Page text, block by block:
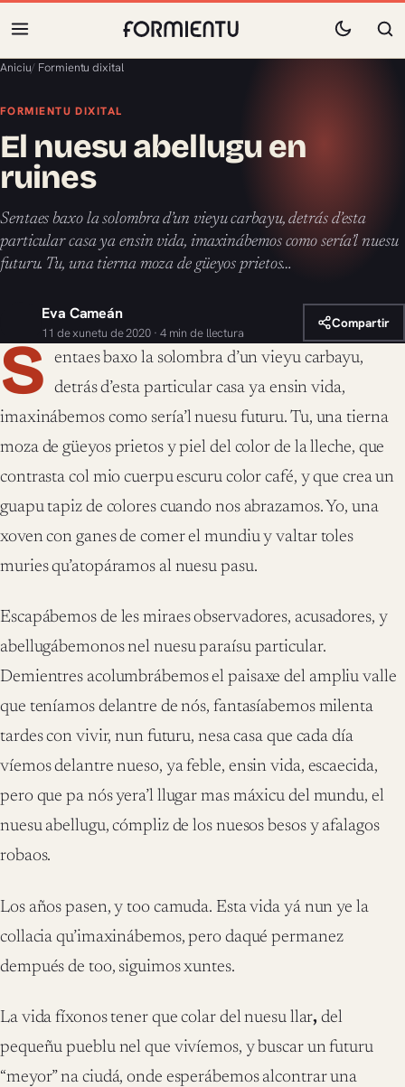
Aniciu/ Formientu dixital
FORMIENTU DIXITAL
El nuesu abellugu en
ruines
Sentaes baxo la solombra d’un vieyu carbayu, detrás d’esta
particular casa ya ensin vida, imaxinábemos como sería’l nuesu
futuru. Tu, una tierna moza de güeyos prietos…
Eva Cameán
11 de xunetu de 2020 · 4 min de llectura
Compartir
S entaes baxo la solombra d’un vieyu carbayu,
detrás d’esta particular casa ya ensin vida,
imaxinábemos como sería’l nuesu futuru. Tu, una tierna
moza de güeyos prietos y piel del color de la lleche, que
contrasta col mio cuerpu escuru color café, y que crea un
guapu tapiz de colores cuando nos abrazamos. Yo, una
xoven con ganes de comer el mundiu y valtar toles
muries qu’atopáramos al nuesu pasu.
Escapábemos de les miraes observadores, acusadores, y
abellugábemonos nel nuesu paraísu particular.
Demientres acolumbrábemos el paisaxe del ampliu valle
que teníamos delantre de nós, fantasíabemos milenta
tardes con vivir, nun futuru, nesa casa que cada día
víemos delantre nueso, ya feble, ensin vida, escaecida,
pero que pa nós yera’l llugar mas máxicu del mundu, el
nuesu abellugu, cómpliz de los nuesos besos y afalagos
robaos.
Los años pasen, y too camuda. Esta vida yá nun ye la
collacia qu’imaxinábemos, pero daqué permanez
dempués de too, siguimos xuntes.
La vida fíxonos tener que colar del nuesu llar, del
pequeñu pueblu nel que vivíemos, y buscar un futuru
“meyor” na ciudá, onde esperábemos alcontrar una